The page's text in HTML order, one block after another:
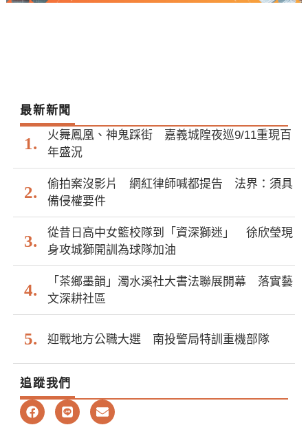
最新新聞
火舞鳳凰、神鬼踩街 嘉義城隍夜巡9/11重現百
年盛況
偷拍案沒影片 網紅律師喊都提告 法界：須具
備侵權要件
從昔日高中女籃校隊到「資深獅迷」 徐欣瑩現
身攻城獅開訓為球隊加油
「茶鄉墨韻」濁水溪社大書法聯展開幕 落實藝
文深耕社區
迎戰地方公職大選 南投警局特訓重機部隊
追蹤我們
F
a
L
i
E
n